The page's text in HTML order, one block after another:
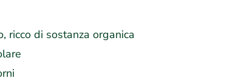
ricco di sostanza organica